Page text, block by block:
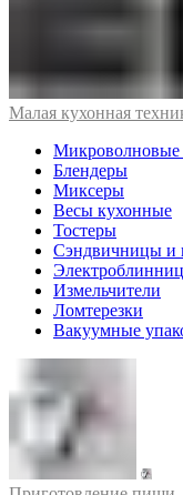
Малая кухонная
Микроволновые
Блендеры
Миксеры
Весы кухонные
Тостеры
Сэндвичницы и
Измельчители
Ломтерезки
Вакуумные